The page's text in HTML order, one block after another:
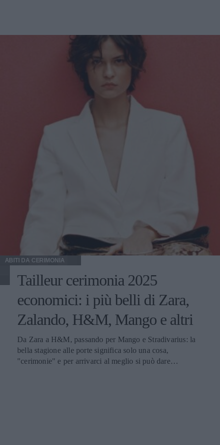
ABITI DA CERIMONIA
Tailleur cerimonia 2025
economici: i più belli di Zara,
Zalando, H&M, Mango e altri
Da Zara a H&M, passando per Mango e Stradivarius: la
bella stagione alle porte significa solo una cosa,
"cerimonie" e per arrivarci al meglio si può dare